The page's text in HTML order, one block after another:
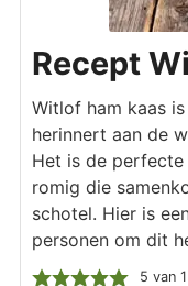
Recept
Witlof ham kaas
herinnert aan de
Het is de
romig die
schotel. Hier is
personen om dit
5 van